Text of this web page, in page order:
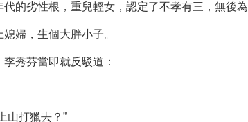
的劣性根，重兒輕女，認定了不孝有三，無後為
婦，生個大胖小子。
秀芬當即就反駁道：
山打獵去？”